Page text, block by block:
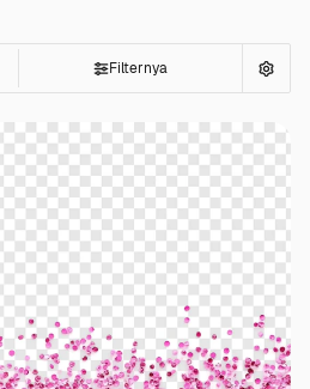
Filternya